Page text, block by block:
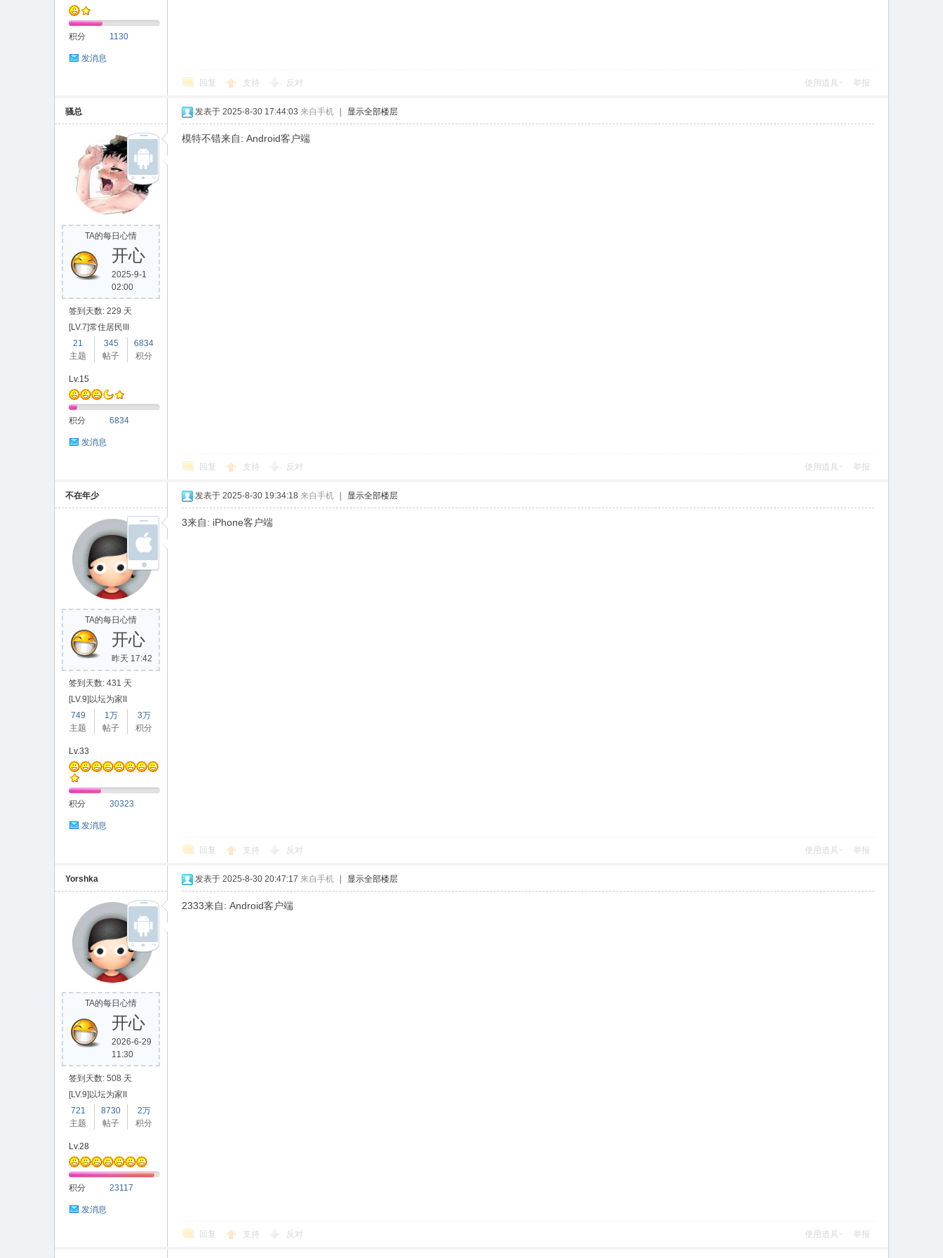
积分 1130
发消息
回复 支持 反对 使用道具 举报
骚总
TA的每日心情
开心
2025-9-1
02:00
签到天数: 229 天
[LV.7]常住居民III
21
主题
345
帖子
6834
积分
Lv.15
积分 6834
发消息
发表于 2025-8-30 17:44:03 来自手机 显示全部楼层
模特不错来自: Android客户端
回复 支持 反对 使用道具 举报
不在年少
TA的每日心情
开心
昨天 17:42
签到天数: 431 天
[LV.9]以坛为家II
749
主题
1万
帖子
3万
积分
Lv.33
积分 30323
发消息
发表于 2025-8-30 19:34:18 来自手机 显示全部楼层
3来自: iPhone客户端
回复 支持 反对 使用道具 举报
Yorshka
TA的每日心情
开心
2026-6-29
11:30
签到天数: 508 天
[LV.9]以坛为家II
721
主题
8730
帖子
2万
积分
Lv.28
积分 23117
发消息
发表于 2025-8-30 20:47:17 来自手机 显示全部楼层
2333来自: Android客户端
回复 支持 反对 使用道具 举报